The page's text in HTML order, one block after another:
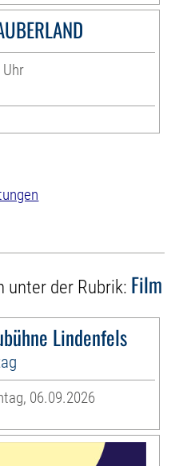
unter der Rubrik: Film
Lindenfels
06.09.2026